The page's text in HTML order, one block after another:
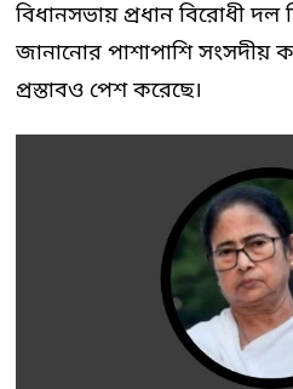
বিধানসভায় প্রধান বিরোধী
জানানোর পাশাপাশি সংসদীয়
প্রস্তাবও পেশ করেছে।